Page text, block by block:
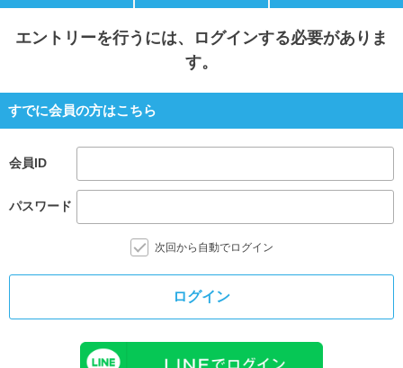
あなたに合う仕事を診断！ 動画で対策講座をチェック
エントリーを行うには、ログインする必要がありま
す。
すでに会員の方はこちら
会員ID
パスワード
次回から自動でログイン
ログイン